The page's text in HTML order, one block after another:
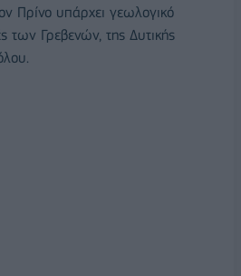
Πρίνο υπάρχει γεωλογικό
των Γρεβενών, της Δυτικής